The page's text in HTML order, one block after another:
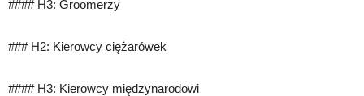
#### H3: Groomerzy
### H2: Kierowcy ciężarówek
#### H3: Kierowcy międzynarodowi